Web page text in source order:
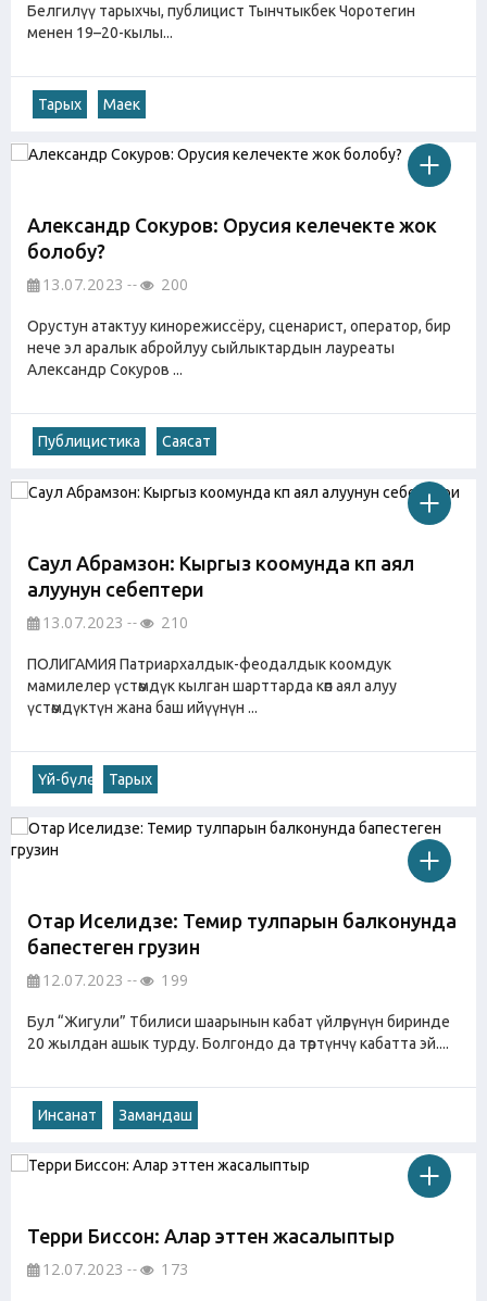
Белгилүү тарыхчы, публицист Тынчтыкбек Чоротегин
менен 19–20-кылы...
Тарых Маек
Александр Сокуров: Орусия келечекте жок
болобу?
13.07.2023 200
Орустун атактуу кинорежиссёру, сценарист, оператор, бир
нече эл аралык абройлуу сыйлыктардын лауреаты
Александр Сокуров ...
Публицистика Саясат
Саул Абрамзон: Кыргыз коомунда көп аял
алуунун себептери
13.07.2023 210
ПОЛИГАМИЯ Патриархалдык-феодалдык коомдук
мамилелер үстөмдүк кылган шарттарда көп аял алуу
үстөмдүктүн жана баш ийүүнүн ...
Үй-бүлө Тарых
Отар Иселидзе: Темир тулпарын балконунда
бапестеген грузин
12.07.2023 199
Бул “Жигули” Тбилиси шаарынын кабат үйлөрүнүн биринде
20 жылдан ашык турду. Болгондо да төртүнчү кабатта эй....
Инсанат Замандаш
Терри Биссон: Алар эттен жасалыптыр
12.07.2023 173